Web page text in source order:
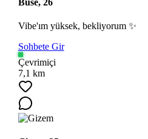
Vibe'ım yüksek, bekliyorum ✨
Sohbete Gir
Çevrimiçi
7,1 km